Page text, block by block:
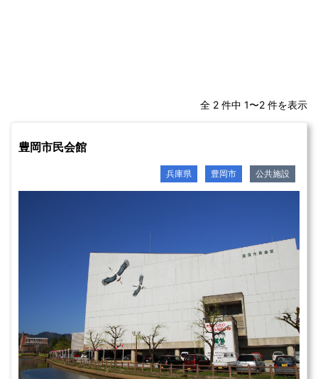
全 2 件中 1〜2 件を表示
豊岡市民会館
兵庫県 豊岡市 公共施設